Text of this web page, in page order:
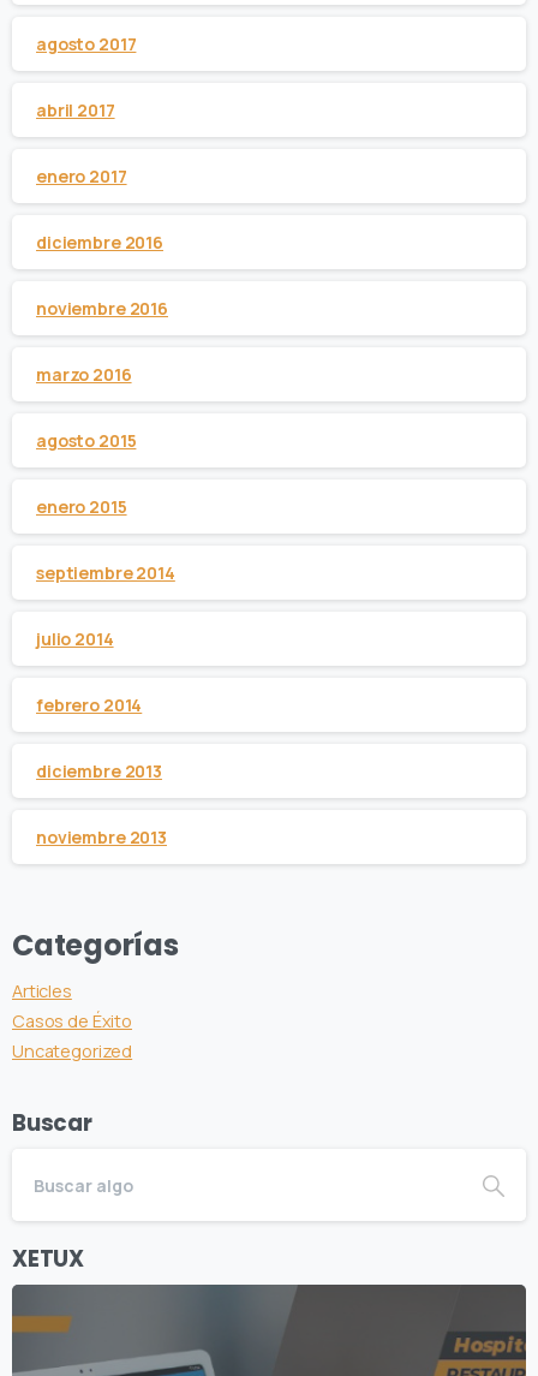
agosto 2017
abril 2017
enero 2017
diciembre 2016
noviembre 2016
marzo 2016
agosto 2015
enero 2015
septiembre 2014
julio 2014
febrero 2014
diciembre 2013
noviembre 2013
Categorías
Articles
Casos de Éxito
Uncategorized
Buscar
XETUX